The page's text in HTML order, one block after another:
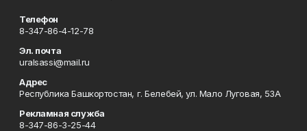
Телефон
8-347-86-4-12-78
Эл. почта
uralsassi@mail.ru
Адрес
Республика Башкортостан, г. Белебей, ул. Мало Луговая, 53А
Рекламная служба
8-347-86-3-25-44